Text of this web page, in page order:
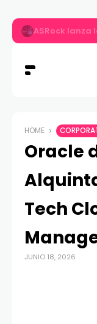
ASRock lanza
HOME
Oracle
Tech
JUNIO 18, 2026